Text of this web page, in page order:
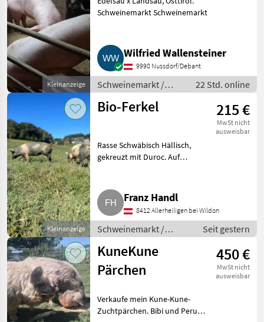
Kleinanzeige
Schweinemarkt Schweinemarkt
Wilfried Wallensteiner
9990 Nussdorf/Debant
Schweinemarkt /
Schweinemarkt
22 Std. online
Kleinanzeige
Bio-Ferkel 215 €
MwSt nicht
ausweisbar
Rasse Schwäbisch Hällisch,
gekreuzt mit Duroc. Auf
abzugeben. Ohne Mais und Soja
aufgemästet. Schweinemarkt
Sch
Franz Handl
8412 Allerheiligen bei Wildon
Schweinemarkt /
Schweinemarkt
Seit gestern
KuneKune
Pärchen
450 €
MwSt nicht
ausweisbar
Verkaufe mein Kune-Kune-
Zuchtpärchen. Bibi und Peru